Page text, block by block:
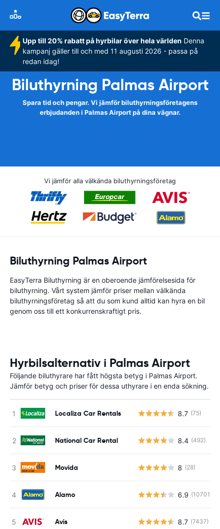
Upp till 20% rabatt på hyrbilar över hela världen Denna
kampanj gäller till och med 11 augusti 2026 - passa på
redan idag!
Biluthyrning Palmas Airport
Spara tid och pengar. Vi jämför biluthyrningsföretagens
erbjudanden i Palmas Airport på dina vägnar.
Vi jämför alla välkända biluthyrningsföretag
Biluthyrning Palmas Airport
EasyTerra Biluthyrning är en oberoende jämförelsesida för
biluthyrning. Vårt system jämför priser mellan välkända
biluthyrningsföretag så att du som kund alltid kan hyra en bil
genom oss till ett konkurrenskraftigt pris.
Hyrbilsalternativ i Palmas Airport
Följande biluthyrare har fått högsta betyg i Palmas Airport.
Jämför betyg och priser för dessa uthyrare i en enda sökning.
Localiza Car Rentals 8.7 (75)
National Car Rental 8.4 (492)
Movida 8 (28)
Alamo 6.9 (10701)
Avis 8.7 (7437)